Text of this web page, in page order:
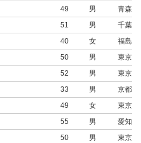
49 男
青森県
51 男
千葉県
40 女
福島県
50 男
東京都
52 男
東京都
33 男
京都府
49 女
東京都
55 男
愛知県
50 男
東京都